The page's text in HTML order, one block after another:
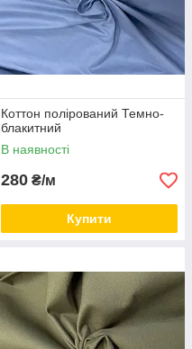
Коттон полірований Темно-
блакитний
В наявності
280 ₴/м
Купити